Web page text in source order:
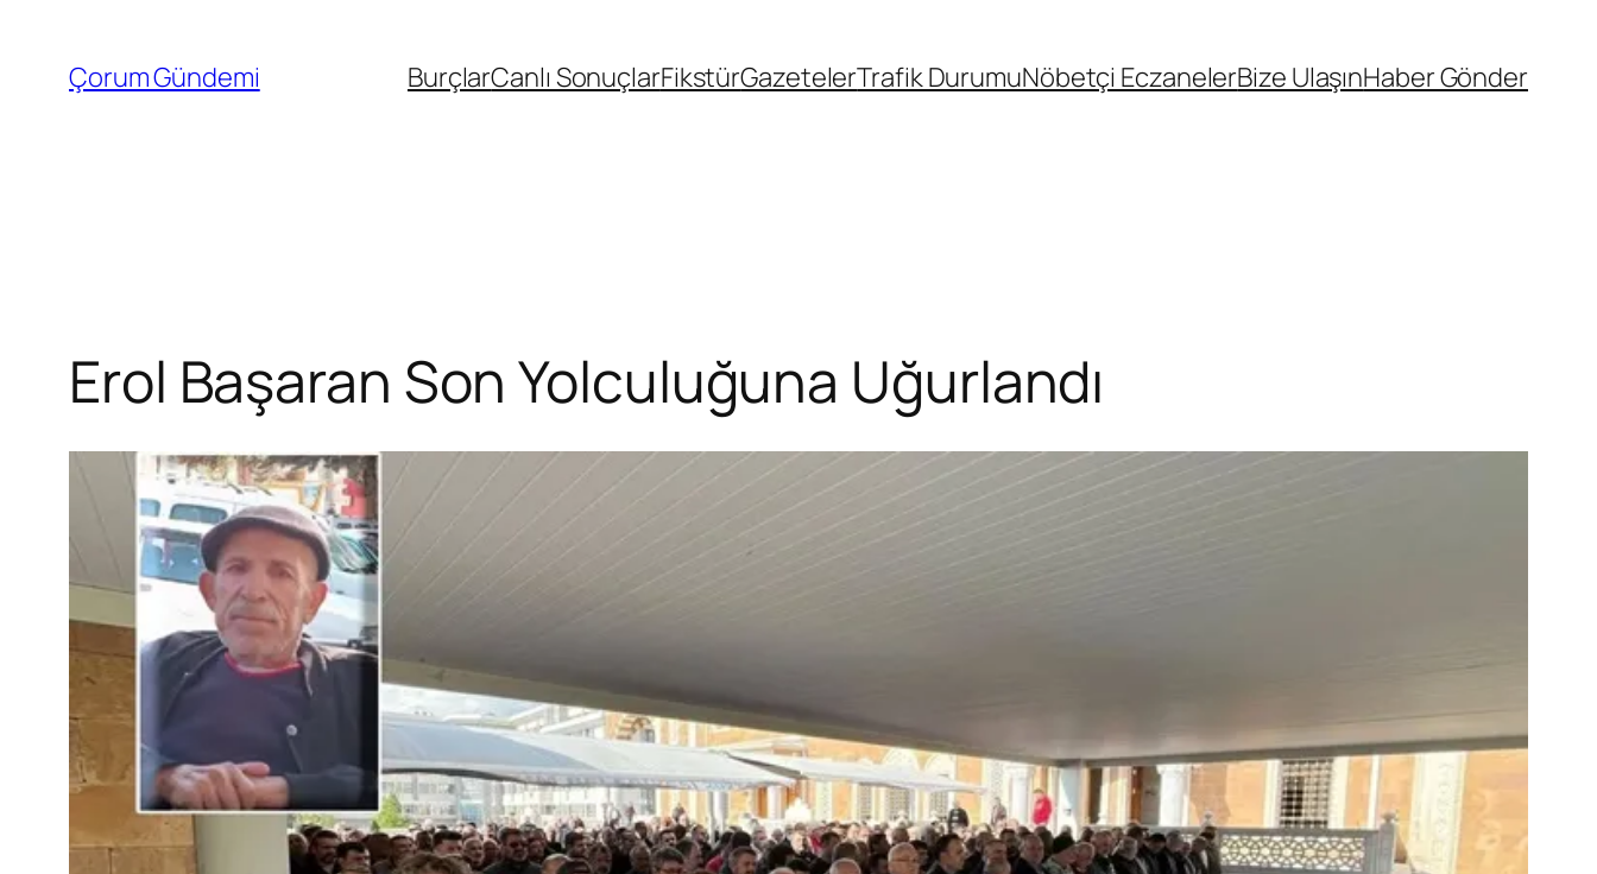
Çorum Gündemi BurçlarCanlı SonuçlarFikstürGazetelerTrafik DurumuNöbetçi EczanelerBize UlaşınHaber Gönder
Erol Başaran Son Yolculuğuna Uğurlandı